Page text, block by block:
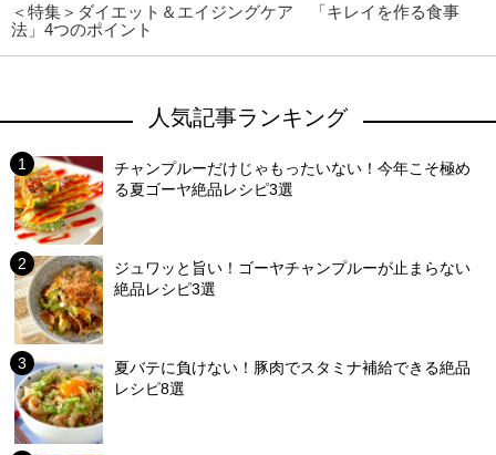
＜特集＞ダイエット＆エイジングケア 「キレイを作る食事
法」4つのポイント
人気記事ランキング
チャンプルーだけじゃもったいない！今年こそ極め
る夏ゴーヤ絶品レシピ3選
ジュワッと旨い！ゴーヤチャンプルーが止まらない
絶品レシピ3選
夏バテに負けない！豚肉でスタミナ補給できる絶品
レシピ8選